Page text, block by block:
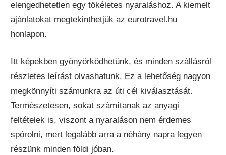
elengedhetetlen egy tökéletes nyaraláshoz. A kiemelt
ajánlatokat megtekinthetjük az eurotravel.hu
honlapon.
Itt képekben gyönyörködhetünk, és minden szállásról
részletes leírást olvashatunk. Ez a lehetőség nagyon
megkönnyíti számunkra az úti cél kiválasztását.
Természetesen, sokat számítanak az anyagi
feltételek is, viszont a nyaraláson nem érdemes
spórolni, mert legalább arra a néhány napra legyen
részünk minden földi jóban.